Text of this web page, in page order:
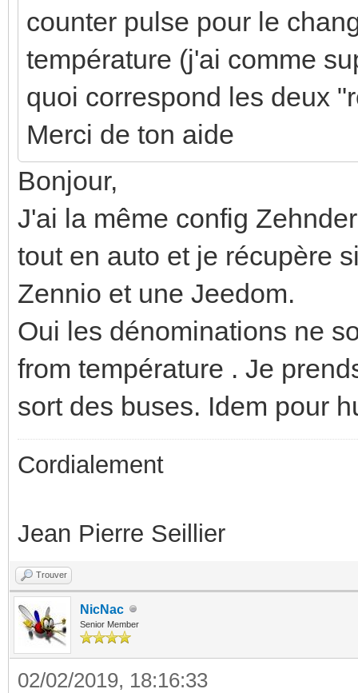
counter pulse pour le
température (j'ai comme
quoi correspond les deux
Merci de ton aide
Bonjour,
J'ai la même config
tout en auto et je récupère
Zennio et une Jeedom.
Oui les dénominations ne
from température . Je
sort des buses. Idem pour
Cordialement
Jean Pierre Seillier
Trouver
NicNac
Senior Member
02/02/2019, 18:16:33